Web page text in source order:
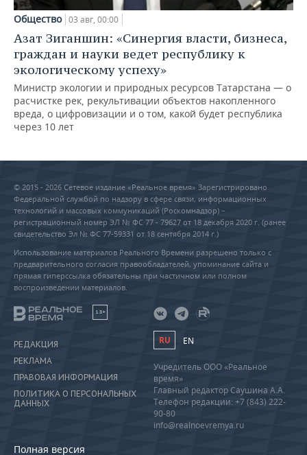
Общество 03 авг, 00:00
Азат Зиганшин: «Синергия власти, бизнеса,
граждан и науки ведет республику к
экологическому успеху»
Министр экологии и природных ресурсов Татарстана — о
расчистке рек, рекультивации объектов накопленного
вреда, о цифровизации и о том, какой будет республика
через 10 лет
© 2015 - 2026 Сетевое издание «Реальное время» Зарегистрировано
Федеральной службой по надзору в сфере связи, информационных
технологий и массовых коммуникаций (Роскомнадзор) –
регистрационный номер ЭЛ № ФС 77 - 79627 от 18 декабря 2020 г. (ранее
свидетельство Эл № ФС 77-59331 от 18 сентября 2014 г.)
Использование материалов Реального Времени разрешено только с
предварительного согласия правообладателей, упоминание сайта и
прямая гиперссылка обязательны при частичном или полном
воспроизведении материалов.
18+
РЕДАКЦИЯ
РЕКЛАМА
ПРАВОВАЯ ИНФОРМАЦИЯ
ПОЛИТИКА О ПЕРСОНАЛЬНЫХ
ДАННЫХ
Полная версия
RU EN
Учредитель ООО «Реальное
время»
Главный редактор Саушина А.А.
Телефон редакции: +7 (843) 222-
90-80
info@realnoevremya.ru